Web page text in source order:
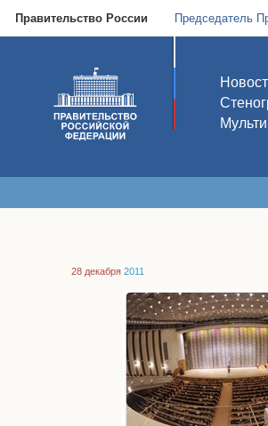
Правительство России Председатель
28 декабря 2011